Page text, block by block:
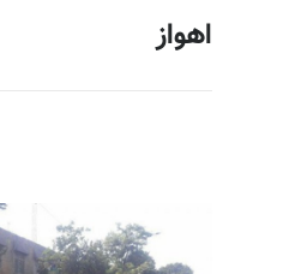
اهواز